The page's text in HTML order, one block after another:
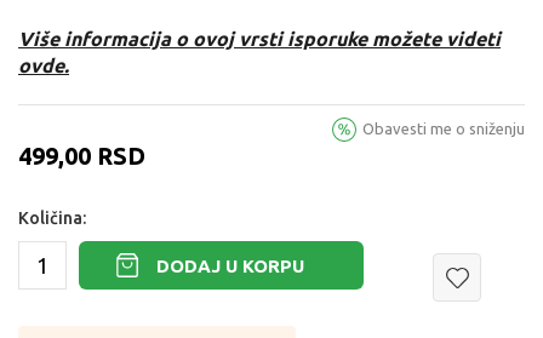
Više informacija o ovoj vrsti isporuke možete videti
ovde.
499,00 RSD
Obavesti me o sniženju
Količina:
DODAJ U KORPU